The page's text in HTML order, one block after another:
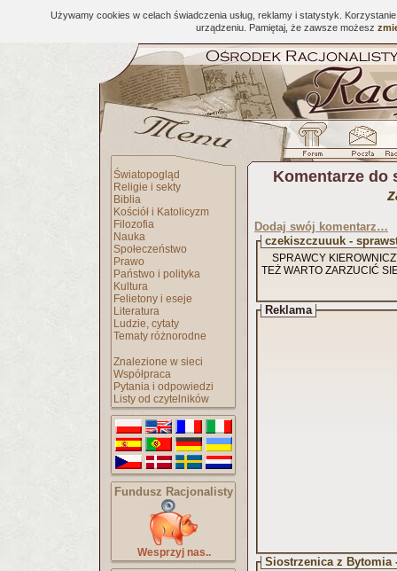
Używamy cookies w celach świadczenia usług, reklamy i statystyk.
urządzeniu. Pamiętaj, że zawsze możesz
Światopogląd
Religie i sekty
Biblia
Kościół i Katolicyzm
Filozofia
Nauka
Społeczeństwo
Prawo
Państwo i polityka
Kultura
Felietony i eseje
Literatura
Ludzie, cytaty
Tematy różnorodne
Znalezione w sieci
Współpraca
Pytania i odpowiedzi
Listy od czytelników
Fundusz Racjonalisty
Wesprzyj nas..
Komentarze do
Dodaj swój komentarz…
czekiszczuuuk -
SPRAWCY
TEŻ WARTO ZARZUCIĆ
Reklama
Siostrzenica z Bytomia